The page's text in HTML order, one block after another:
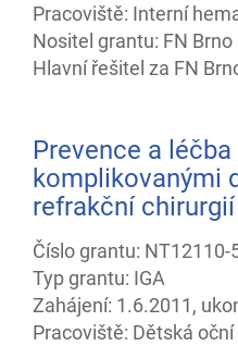
Pracoviště: Interní
Nositel grantu: FN Brno
Hlavní řešitel za FN
Prevence a
komplikovanými
refrakční chirurgií
Číslo grantu: NT12110-
Typ grantu: IGA
Zahájení: 1.6.2011,
Pracoviště: Dětská oční